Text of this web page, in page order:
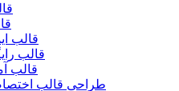
قالب
قالب
قالب
طراحی قالب